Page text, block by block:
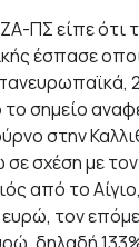
ΠΣ είπε ότι
έσπασε
σημείο
στην
σχέση με
από το
τον